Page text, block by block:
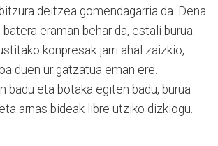
deitzea gomendagarria da. Dena
eraman behar da, estali burua
konpresak jarri ahal zaizkio,
duen ur gatzatua eman ere.
badu eta botaka egiten badu, burua
arnas bideak libre utziko dizkiogu.